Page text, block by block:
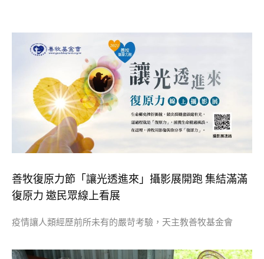
善牧復原力節「讓光透進來」攝影展開跑 集結滿滿
復原力 邀民眾線上看展
疫情讓人類經歷前所未有的嚴苛考驗，天主教善牧基金會